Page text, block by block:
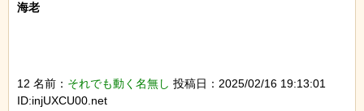
海老
12 名前： それでも動く名無し 投稿日：2025/02/16 19:13:01
ID:injUXCU00.net